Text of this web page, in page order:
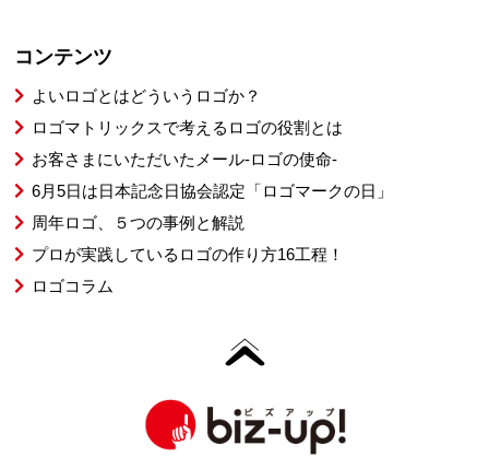
コンテンツ
よいロゴとはどういうロゴか？
ロゴマトリックスで考えるロゴの役割とは
お客さまにいただいたメール-ロゴの使命-
6月5日は日本記念日協会認定「ロゴマークの日」
周年ロゴ、５つの事例と解説
プロが実践しているロゴの作り方16工程！
ロゴコラム